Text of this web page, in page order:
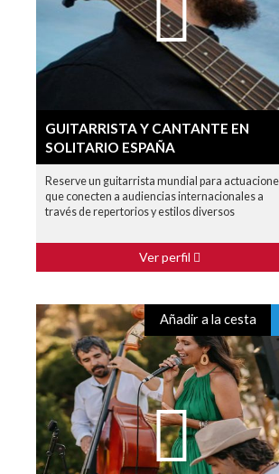
GUITARRISTA Y CANTANTE EN
SOLITARIO ESPAÑA
Reserve un guitarrista mundial para
que conecten a audiencias internacionales a
través de repertorios y estilos diversos
Ver perfil
Añadir a la cesta